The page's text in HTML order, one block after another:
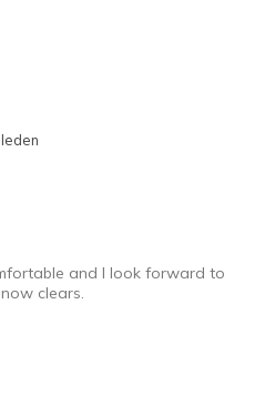
Shoes
and I look forward to
clears.